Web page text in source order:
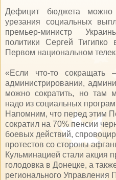
Дефицит бюджета можно
урезания социальных
премьер-министр
политики Сергей
Первом национальном
«Если что-то
администрировании,
можно сократить, но там
надо из социальных
Напомним, что перед этим
сократил на 70% пенсии
боевых действий,
протестов со стороны
Кульминацией стали акция
голодовка в Донецке, а
регионального Управления